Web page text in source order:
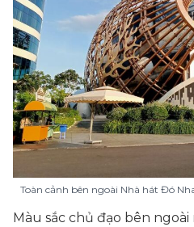
Toàn cảnh bên ngoài Nhà hát Đó
Màu sắc chủ đạo bên